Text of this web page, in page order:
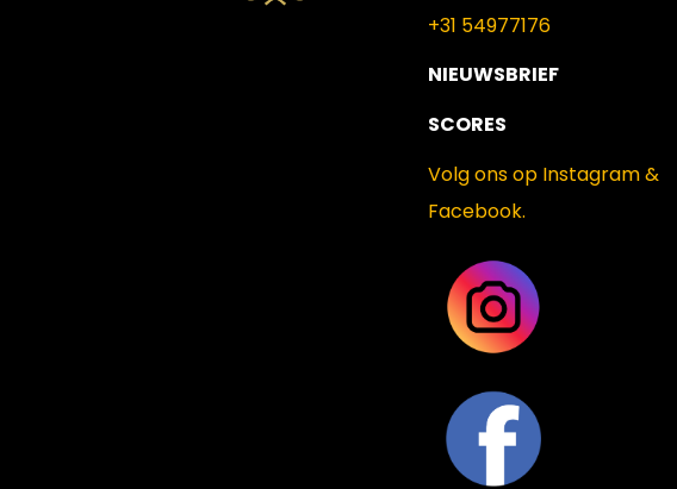
+31 54977176
NIEUWSBRIEF
SCORES
Volg ons op Instagram &
Facebook.